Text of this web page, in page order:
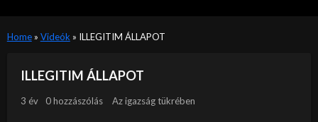
Home» Videók » ILLEGITIM ÁLLAPOT
ILLEGITIM ÁLLAPOT
3 év 0 hozzászólás Az igazság tükrében